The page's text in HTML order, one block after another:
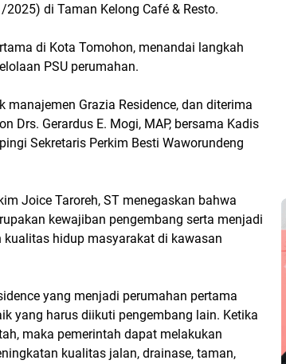
di Taman Kelong Café & Resto.
di Kota Tomohon, menandai langkah
PSU perumahan.
manajemen Grazia Residence, dan diterima
Drs. Gerardus E. Mogi, MAP, bersama Kadis
Sekretaris Perkim Besti Waworundeng
Joice Taroreh, ST menegaskan bahwa
kewajiban pengembang serta menjadi
hidup masyarakat di kawasan
yang menjadi perumahan pertama
yang harus diikuti pengembang lain. Ketika
maka pemerintah dapat melakukan
kualitas jalan, drainase, taman,